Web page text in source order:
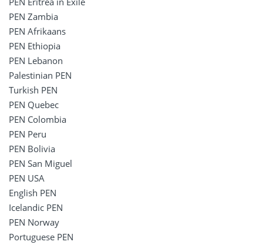
PEN Zambia
PEN Afrikaans
PEN Ethiopia
PEN Lebanon
Palestinian PEN
Turkish PEN
PEN Quebec
PEN Colombia
PEN Peru
PEN Bolivia
PEN San Miguel
PEN USA
English PEN
Icelandic PEN
PEN Norway
Portuguese PEN